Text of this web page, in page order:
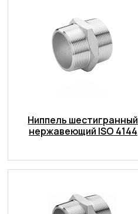
Ниппель шестигранный
нержавеющий ISO 4144